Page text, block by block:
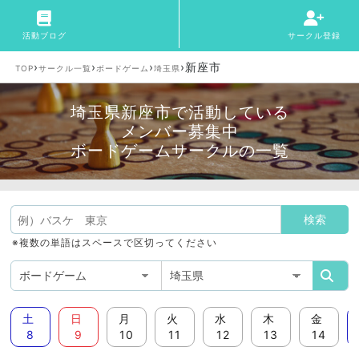
活動ブログ サークル登録
TOP›サークル一覧 › ボードゲーム ›埼玉県›新座市
埼玉県新座市で活動している
メンバー募集中
ボードゲームサークルの一覧
※複数の単語はスペースで区切ってください
土
8
日
9
月
10
火
11
水
12
木
13
金
14